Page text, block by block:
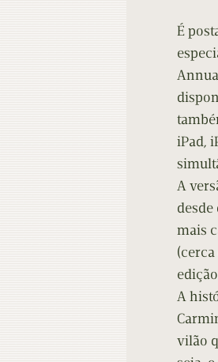
É
iPad,
A
mais
A
vilão